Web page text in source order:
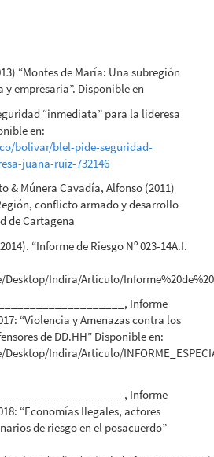
“Montes de María: Una subregión
empresaria”. Disponible en
“inmediata” para la lideresa
en:
bolivar/blel-pide-seguridad-
juana-ruiz-732146
& Múnera Cavadía, Alfonso (2011)
conflicto armado y desarrollo
de Cartagena
“Informe de Riesgo Nº 023-14A.I.
Indira/Articulo/
Informe
“Violencia y Amenazas contra los
de DD.HH” Disponible en:
Indira/Articulo/
Informe
“Economías Ilegales, actores
de riesgo en el posacuerdo”